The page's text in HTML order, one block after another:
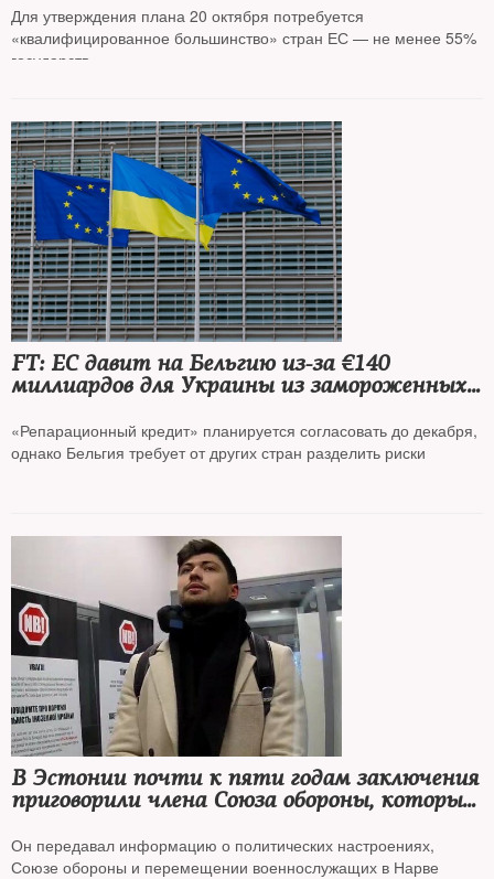
и Словакии
Для утверждения плана 20 октября потребуется
«квалифицированное большинство» стран ЕС — не менее 55%
государств.
FT: ЕС давит на Бельгию из-за €140
миллиардов для Украины из замороженных
«Репарационный кредит» планируется согласовать до декабря,
однако Бельгия требует от других стран разделить риски
В Эстонии почти к пяти годам заключения
приговорили члена Союза обороны, который
Он передавал информацию о политических настроениях,
Союзе обороны и перемещении военнослужащих в Нарве